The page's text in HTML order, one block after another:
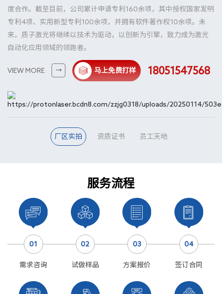
度合作。截至目前，公司累计申请专利160余项，其中授权国家发明
专利4项、实用新型专利100余项，并拥有软件著作权10余项。未
来，质子激光将继续以技术为驱动，以创新为引擎，致力成为激光
自动化应用领域的领跑者。
VIEW MORE 马上免费打样 18051547568
厂区实拍 资质证书 员工天地
服务流程
01
需求咨询
02
试做样品
03
方案报价
04
签订合同